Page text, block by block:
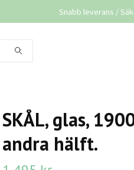
Snabb leverans /
SKÅL, glas,
andra hälft.